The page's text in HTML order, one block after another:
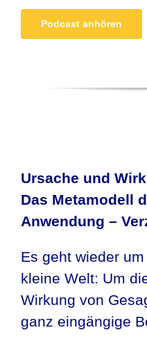
Podcast anhören
Ursache und
Das Metamodell
Anwendung –
Es geht wieder
kleine Welt: Um
Wirkung von
ganz eingängige